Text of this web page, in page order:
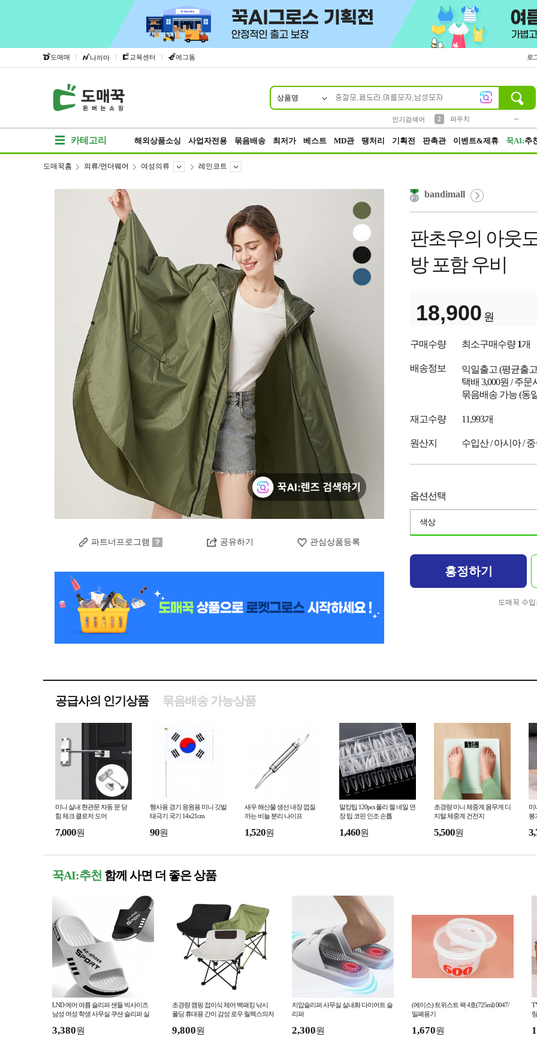
도매매 | 나까마 | 교육센터 | 에그돔 로
상품명
인기검색어
2
파우치
3
모자
카테고리 해외상품소싱 사업자전용 묶음배송 최저가 베스트 MD관 땡처리 기획전 판촉관 이벤트&제휴 꾹AI:추
도매꾹홈 의류/언더웨어 여성의류 레인코트
파트너프로그램 공유하기 관심상품등록
bandimall
판초우의 아웃
방 포함 우비
18,900 원
구매수량 최소구매수량1개
배송정보 익일출고 (평균출
택배 3,000원 / 주문
묶음배송 가능 (동
재고수량 11,993개
원산지 수입산 / 아시아 /
옵션선택
색상
흥정하기
도매꾹 수
공급사의 인기상품 묶음배송 가능상품
미니 실내 현관문 자동 문 닫
힘 체크 클로저 도어
7,000원
행사용 경기 응원용 미니 깃발
태극기 국기 14x21cm
90원
새우 해산물 생선 내장 껍질
까는 비늘 분리 나이프
1,520원
말캉팁 120pcs 폴리 젤 네일 연
장 팁 코핀 인조 손톱
1,460원
초경량 미니 체중계 몸무게 디
지털 체중계 건전지
5,500원
미
봉
꾹AI:추천 함께 사면 더 좋은 상품
LND 에어 여름 슬리퍼 샌들 빅사이즈
남성 여성 학생 사무실 쿠션 슬리퍼 실
3,380원
초경량 캠핑 접이식 체어 백패킹 낚시
폴딩 휴대용 간이 감성 로우 릴렉스의자
9,800원
지압슬리퍼 사무실 실내화 다이어트 슬
리퍼
2,300원
(에이스) 트위스트 팩 4호(725ml) 0047/
밀폐용기
1,670원